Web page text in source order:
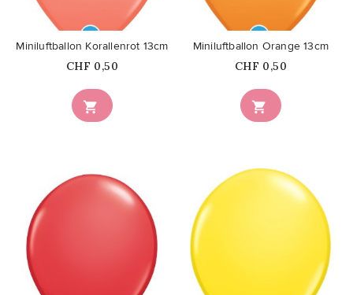

Miniluftballon Korallenrot 13cm
Price
CHF 0,50

Miniluftballon Orange 13cm
Price
CHF 0,50
favorite_border favorite_border